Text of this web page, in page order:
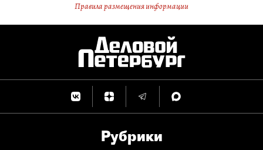
Правила размещения информации
Рубрики